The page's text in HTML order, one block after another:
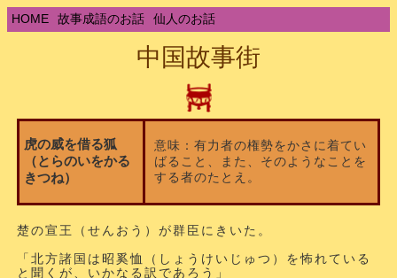
HOME 故事成語のお話 仙人のお話
中国故事街
虎の威を借る狐
（とらのいをかる
きつね）
意味：有力者の権勢をかさに着てい
ばること、また、そのようなことを
する者のたとえ。
楚の宣王（せんおう）が群臣にきいた。
「北方諸国は昭奚恤（しょうけいじゅつ）を怖れている
と聞くが、いかなる訳であろう」